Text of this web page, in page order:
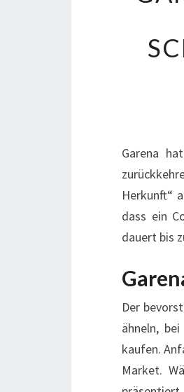
Garena
Herkunft“
dass ein
dauert bis
Der
ähneln,
kaufen.
Market.